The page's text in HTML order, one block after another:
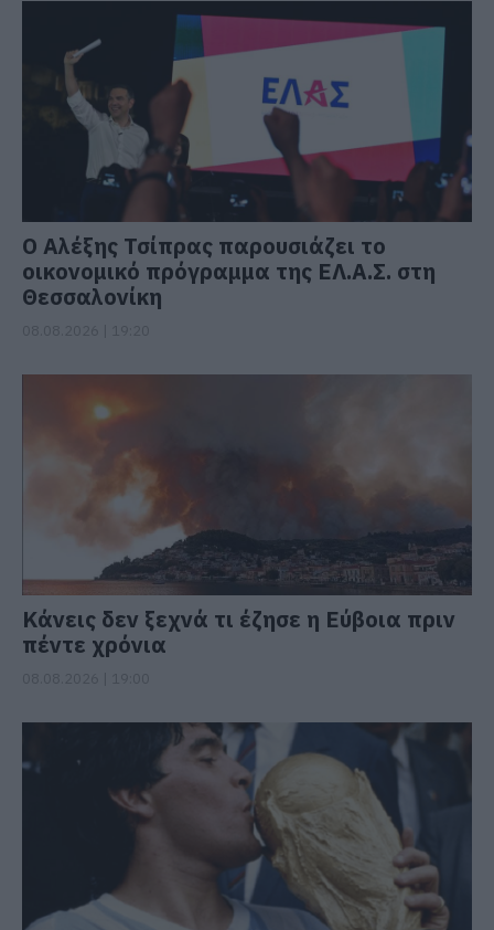
Ο Αλέξης Τσίπρας παρουσιάζει το
οικονομικό πρόγραμμα της ΕΛ.Α.Σ. στη
Θεσσαλονίκη
Κάνεις δεν ξεχνά τι έζησε η Εύβοια πριν
πέντε χρόνια